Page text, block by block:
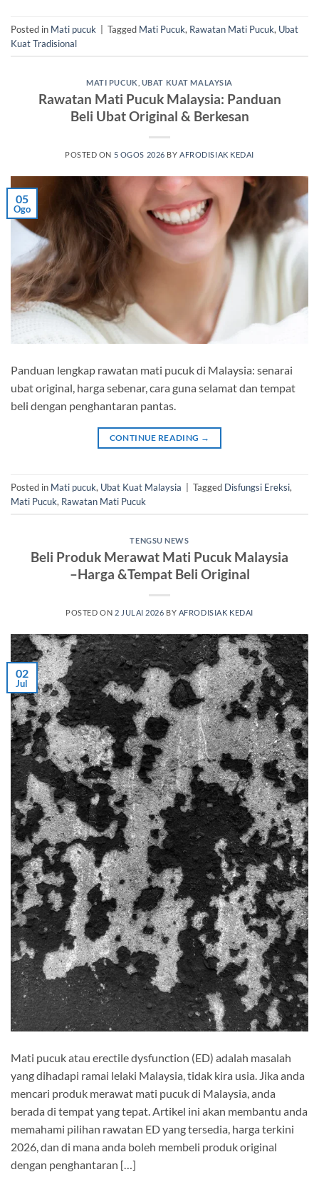
Posted in Mati pucuk | Tagged Mati Pucuk, Rawatan Mati Pucuk, Ubat
Kuat Tradisional
MATI PUCUK UBAT KUAT MALAYSIA
Rawatan Mati Pucuk Malaysia: Panduan
Beli Ubat Original & Berkesan
POSTED ON 5 OGOS 2026 BYAFRODISIAK KEDAI
05
Ogo
Panduan lengkap rawatan mati pucuk di Malaysia: senarai
ubat original, harga sebenar, cara guna selamat dan tempat
beli dengan penghantaran pantas.
CONTINUE READING →
Posted in Mati pucuk, Ubat Kuat Malaysia Tagged Disfungsi Ereksi,
Mati Pucuk, Rawatan Mati Pucuk
TENGSU NEWS
Beli Produk Merawat Mati Pucuk Malaysia
–Harga &Tempat Beli Original
POSTED ON 2 JULAI 2026 BY AFRODISIAK KEDAI
02
Jul
Mati pucuk atau erectile dysfunction (ED) adalah masalah
yang dihadapi ramai lelaki Malaysia, tidak kira usia. Jika anda
mencari produk merawat mati pucuk di Malaysia, anda
berada di tempat yang tepat. Artikel ini akan membantu anda
memahami pilihan rawatan ED yang tersedia, harga terkini
2026, dan di mana anda boleh membeli produk original
dengan penghantaran […]